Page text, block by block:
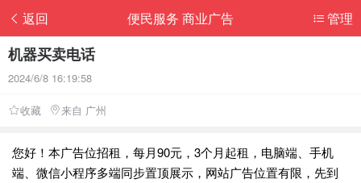
返回 管理
便民服务 商业广告
机器买卖电话
2024/6/8 16:19:58
收藏 来自 广州
您好！本广告位招租，每月90元，3个月起租，电脑端、手机
端、微信小程序多端同步置顶展示，网站广告位置有限，先到